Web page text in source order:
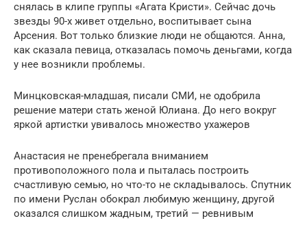
снялась в клипе группы «Агата Кристи». Cейчас дочь
звезды 90-х живет отдельно, воспитывает сына
Арсения. Вот только близкие люди не общаются. Анна,
как сказала певица, отказалась помочь деньгами, когда
у нее возникли проблемы.
Минцковская-младшая, писали СМИ, не одобрила
решение матери стать женой Юлиана. До него вокруг
яркой артистки увивалось множество ухажеров
Анастасия не пренебрегала вниманием
противоположного пола и пыталась построить
счастливую семью, но что-то не складывалось. Спутник
по имени Руслан обокрал любимую женщину, другой
оказался слишком жадным, третий — ревнивым